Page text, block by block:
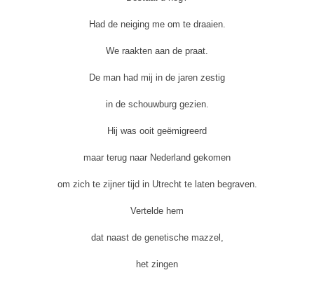
Had de neiging me om te draaien.
We raakten aan de praat.
De man had mij in de jaren zestig
in de schouwburg gezien.
Hij was ooit geëmigreerd
maar terug naar Nederland gekomen
om zich te zijner tijd in Utrecht te laten begraven.
Vertelde hem
dat naast de genetische mazzel,
het zingen